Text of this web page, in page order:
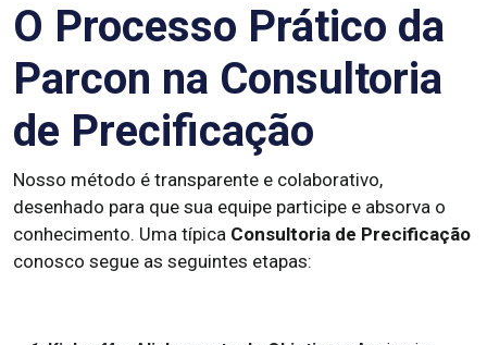
O Processo Prático da
Parcon na Consultoria
de Precificação
Nosso método é transparente e colaborativo,
desenhado para que sua equipe participe e absorva o
conhecimento. Uma típica Consultoria de Precificação
conosco segue as seguintes etapas: